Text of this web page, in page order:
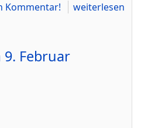
Kommentar!
weiterlesen
Februar